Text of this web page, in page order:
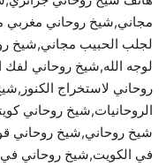
مجاني,شيخ روحاني مغربي
لجلب الحبيب مجاني,شيخ
لوجه الله,شيخ روحاني
روحاني لاستخراج
الروحانيات,شيخ روحاني
شيخ روحاني,شيخ روحاني
في الكويت,شيخ روحاني